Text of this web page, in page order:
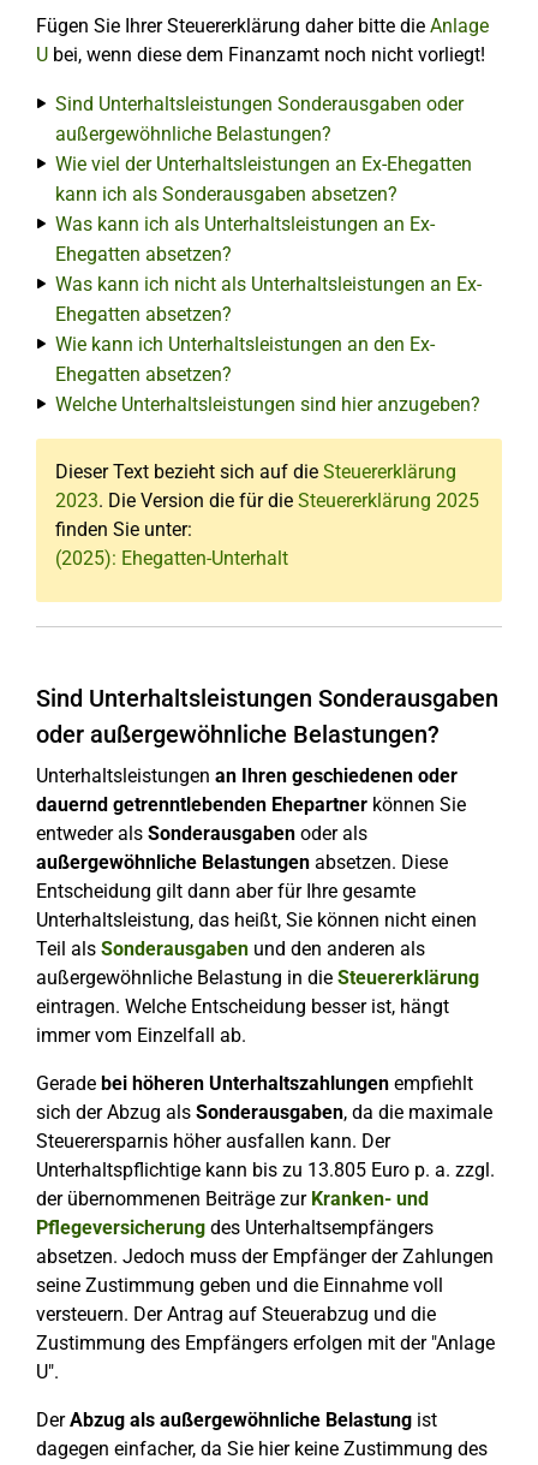
Fügen Sie Ihrer Steuererklärung daher bitte die Anlage
U bei, wenn diese dem Finanzamt noch nicht vorliegt!
Sind Unterhaltsleistungen Sonderausgaben oder
außergewöhnliche Belastungen?
Wie viel der Unterhaltsleistungen an Ex-Ehegatten
kann ich als Sonderausgaben absetzen?
Was kann ich als Unterhaltsleistungen an Ex-
Ehegatten absetzen?
Was kann ich nicht als Unterhaltsleistungen an Ex-
Ehegatten absetzen?
Wie kann ich Unterhaltsleistungen an den Ex-
Ehegatten absetzen?
Welche Unterhaltsleistungen sind hier anzugeben?
Dieser Text bezieht sich auf die Steuererklärung
2023. Die Version die für die Steuererklärung 2025
finden Sie unter:
(2025): Ehegatten-Unterhalt
Sind Unterhaltsleistungen Sonderausgaben
oder außergewöhnliche Belastungen?
Unterhaltsleistungen an Ihren geschiedenen oder
dauernd getrenntlebenden Ehepartner können Sie
entweder als Sonderausgaben oder als
außergewöhnliche Belastungen absetzen. Diese
Entscheidung gilt dann aber für Ihre gesamte
Unterhaltsleistung, das heißt, Sie können nicht einen
Teil als Sonderausgaben und den anderen als
außergewöhnliche Belastung in die Steuererklärung
eintragen. Welche Entscheidung besser ist, hängt
immer vom Einzelfall ab.
Gerade bei höheren Unterhaltszahlungen empfiehlt
sich der Abzug als Sonderausgaben, da die maximale
Steuerersparnis höher ausfallen kann. Der
Unterhaltspflichtige kann bis zu 13.805 Euro p. a. zzgl.
der übernommenen Beiträge zur Kranken- und
Pflegeversicherung des Unterhaltsempfängers
absetzen. Jedoch muss der Empfänger der Zahlungen
seine Zustimmung geben und die Einnahme voll
versteuern. Der Antrag auf Steuerabzug und die
Zustimmung des Empfängers erfolgen mit der "Anlage
U".
DerAbzug als außergewöhnliche Belastung ist
dagegen einfacher, da Sie hier keine Zustimmung des